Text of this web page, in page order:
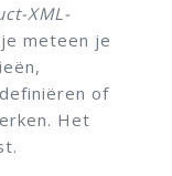
XML-
meteen je
of
Het